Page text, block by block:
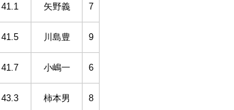
41.1 矢野義 7
41.5 川島豊 9
41.7 小嶋一 6
43.3 柿本男 8